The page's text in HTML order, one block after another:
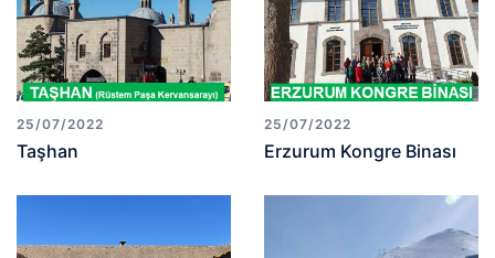
25/07/2022
Taşhan
25/07/2022
Erzurum Kongre Binası